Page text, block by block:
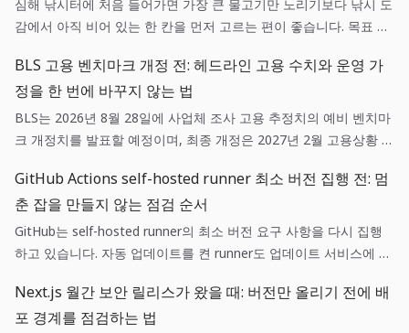
심해 낚시터에 처음 들어가면 가장 큰 물고기만 노리기보다 낚시 도
감에서 아직 비어 있는 한 칸을 먼저 고르는 편이 좋습니다. 목표 어
다음 행동이 흔들리지 않습니다.
BLS 고용 벤치마크 개정 전: 헤드라인 고용 수치와 운영 가
정을 한 번에 바꾸지 않는 법
BLS는 2026년 8월 28일에 사업체 조사 고용 추정치의 예비 벤치마
크 개정치를 발표할 예정이며, 최종 개정은 2027년 2월 고용상황 발
를 같은 신호로 취급하지 않고, 현금·채용·가격 가정을 분리해 기록
하는 것이 작은 팀의 운영 판단에 더 유용합니다.
GitHub Actions self-hosted runner 최소 버전 집행 전: 멈
춘 잡을 만들지 않는 점검 순서
GitHub는 self-hosted runner의 최소 버전 요구 사항을 다시 집행
하고 있습니다. 자동 업데이트를 켠 runner도 업데이트 서비스에 닿
에 수동으로 갱신해야 합니다. 운영팀은 등록 가능 여부와 실제 잡
실행 가능 여부를 따로 점검해야 합니다.
Next.js 월간 보안 릴리스가 왔을 때: 버전만 올리기 전에 배
포 경계를 점검하는 법